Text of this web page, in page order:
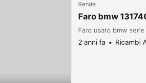
Rende
Faro bmw
Faro usato bmw
2 anni fa Ricambi